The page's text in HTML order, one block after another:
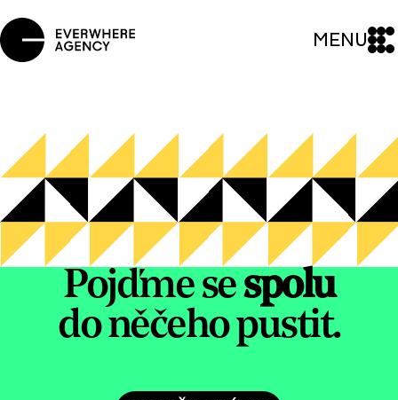
MENU
Pojďme sespolu
do něčeho pustit.